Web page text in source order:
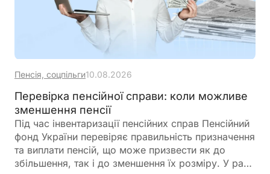
Пенсія, соцпільги10.08.2026
Перевірка пенсійної справи: коли можливе
зменшення пенсії
Під час інвентаризації пенсійних справ Пенсійний
фонд України перевіряє правильність призначення
та виплати пенсій, що може призвести як до
збільшення, так і до зменшення їх розміру. У разі